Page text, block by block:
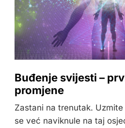
Buđenje svijesti –
promjene
Zastani na trenutak.
se već naviknule na taj